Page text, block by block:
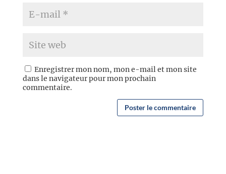
Enregistrer mon nom, mon e-mail et mon site
dans le navigateur pour mon prochain
commentaire.